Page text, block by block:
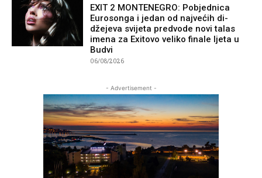
EXIT 2 MONTENEGRO: Pobjednica
Eurosonga i jedan od najvećih di-
džejeva svijeta predvode novi talas
imena za Exitovo veliko finale ljeta u
Budvi
06/08/2026
- Advertisement -